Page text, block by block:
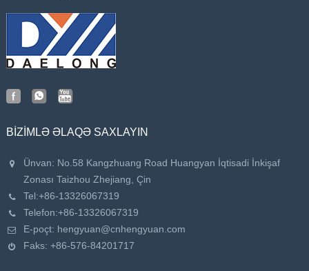
BIZIMLƏ ƏLAQƏ SAXLAYIN
Ünvan: No.58 Kangzhuang Road Huangyan İqtisadi İnkişaf
Zonası Taizhou Zhejiang, Çin
Tel:+86-13326067319
Telefon:+86-13326067319
E-poçt: hengyuan@cnhengyuan.com
Faks: +86-576-84201717